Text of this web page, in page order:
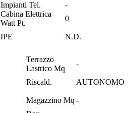
Impianti Tel.
-
Cabina Elettrica
Watt Pt.
0
IPE
N.D.
Terrazzo
Lastrico Mq
-
Riscald.
AUTONOMO
Magazzino Mq -